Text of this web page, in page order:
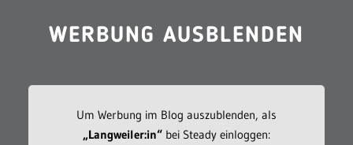
WERBUNG AUSBLENDEN
Um Werbung im Blog auszublenden, als
„Langweiler:in“bei Steady einloggen: